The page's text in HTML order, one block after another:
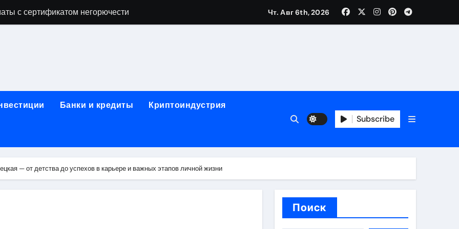
с сертификатом негорючести
и направляющих для конвейерных лент
лотков для хранения электронных компонентов
этапы строительства, проверка застройщика и сценарии оформления сделки
информация о сельскохозяйственных предприятиях
Чт. Авг 6th, 2026
Банки и кредиты Криптоиндустрия
Subscribe
— от детства до успехов в карьере и важных этапов личной жизни
Поиск